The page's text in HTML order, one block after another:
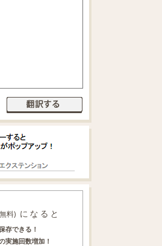
料) になると
存できる！
実施回数増加！